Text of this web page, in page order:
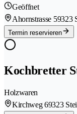
Geöffnet
Ahornstrasse 59323
Termin reservieren
Kochbretter
Holzwaren
Kirchweg 69323